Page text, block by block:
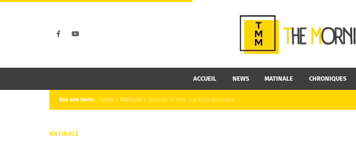
ACCUEIL NEWS MATINALE CHRONIQUES
You are here: Home / Matinale / Bonnet Of Pins par Matt Berninger
MATINALE